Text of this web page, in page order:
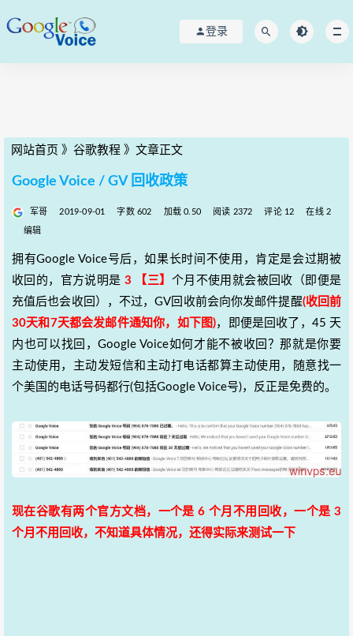
登录
网站首页 》 谷歌教程 》 文章正文
Google Voice / GV 回收政策
军哥 2019-09-01 字数 602 加载 0.50 阅读 2372 评论 12 在线 2
编辑
拥有Google Voice号后，如果长时间不使用，肯定是会过期被
收回的，官方说明是3 【三】 个月不使用就会被回收（即便是
充值后也会收回），不过，GV回收前会向你发邮件提醒(收回前
30天和7天都会发邮件通知你，如下图)，即便是回收了，45 天
内也可以找回，Google Voice如何才能不被收回？那就是你要
主动使用，主动发短信和主动打电话都算主动使用，随意找一
个美国的电话号码都行(包括Google Voice号)，反正是免费的。
现在谷歌有两个官方文档，一个是 6 个月不用回收，一个是 3
个月不用回收，不知道具体情况，还得实际来测试一下